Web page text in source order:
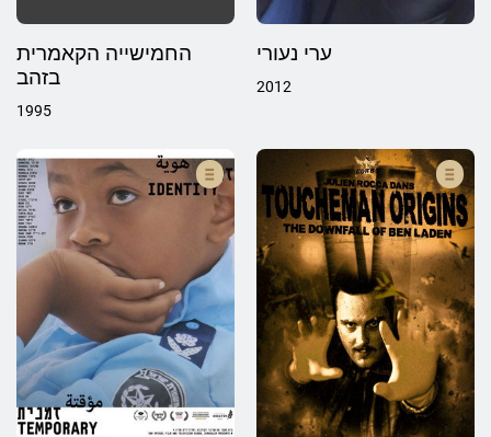
החמישייה הקאמרית
בזהב
1995
ערי נעורי
2012